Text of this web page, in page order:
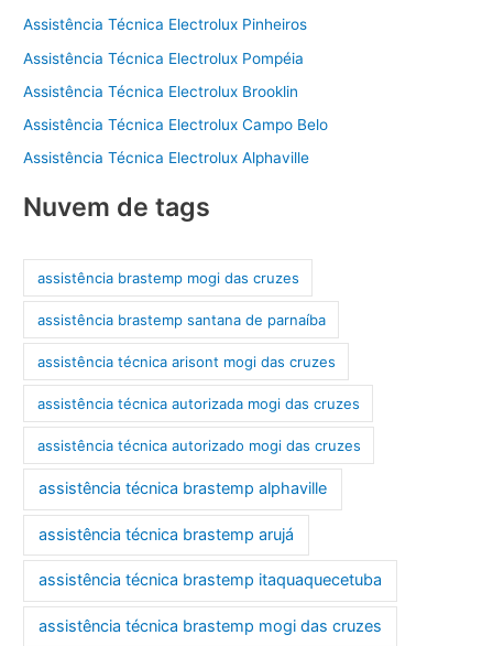
Assistência Técnica Electrolux Pinheiros
Assistência Técnica Electrolux Pompéia
Assistência Técnica Electrolux Brooklin
Assistência Técnica Electrolux Campo Belo
Assistência Técnica Electrolux Alphaville
Nuvem de tags
assistência brastemp mogi das cruzes
assistência brastemp santana de parnaíba
assistência técnica arisont mogi das cruzes
assistência técnica autorizada mogi das cruzes
assistência técnica autorizado mogi das cruzes
assistência técnica brastemp alphaville
assistência técnica brastemp arujá
assistência técnica brastemp itaquaquecetuba
assistência técnica brastemp mogi das cruzes